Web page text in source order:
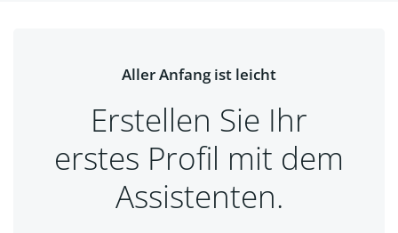
Aller Anfang ist leicht
Erstellen Sie Ihr
erstes Profil mit dem
Assistenten.